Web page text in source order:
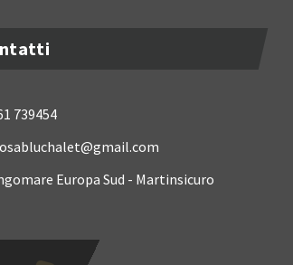
739454
Europa Sud - Martinsicuro